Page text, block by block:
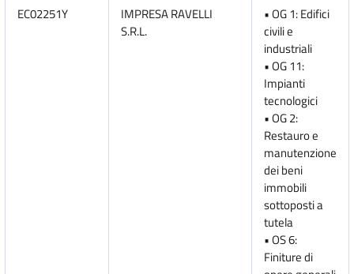
EC02251Y
IMPRESA RAVELLI
S.R.L.
• OG 1: Edifici
civili e
industriali
• OG 11:
Impianti
tecnologici
• OG 2:
Restauro e
manutenzione
dei beni
immobili
sottoposti a
tutela
• OS 6:
Finiture di